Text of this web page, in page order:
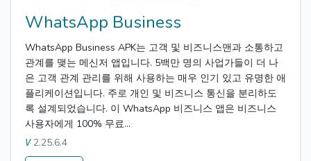
WhatsApp Business
WhatsApp Business APK는 고객 및 비즈니스맨과 소통하고
관계를 맺는 메신저 앱입니다. 5백만 명의 사업가들이 더 나
은 고객 관계 관리를 위해 사용하는 매우 인기 있고 유명한 애
플리케이션입니다. 주로 개인 및 비즈니스 통신을 분리하도
록 설계되었습니다. 이 WhatsApp 비즈니스 앱은 비즈니스
사용자에게 100% 무료...
V2.25.6.4